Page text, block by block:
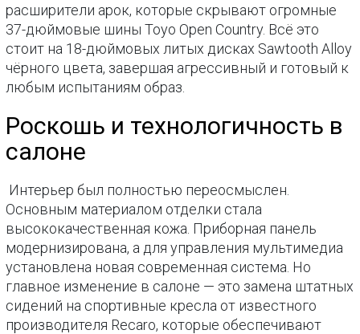
расширители арок, которые скрывают огромные
37-дюймовые шины Toyo Open Country. Всё это
стоит на 18-дюймовых литых дисках Sawtooth Alloy
чёрного цвета, завершая агрессивный и готовый к
любым испытаниям образ.
Роскошь и технологичность в
салоне
Интерьер был полностью переосмыслен.
Основным материалом отделки стала
высококачественная кожа. Приборная панель
модернизирована, а для управления мультимедиа
установлена новая современная система. Но
главное изменение в салоне — это замена штатных
сидений на спортивные кресла от известного
производителя Recaro, которые обеспечивают